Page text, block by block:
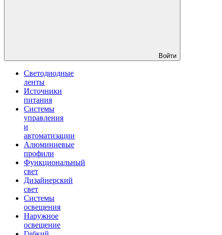
Войти
Светодиодные
ленты
Источники
питания
Системы
управления
и
автоматизации
Алюминиевые
профили
Функциональный
свет
Дизайнерский
свет
Системы
освещения
Наружное
освещение